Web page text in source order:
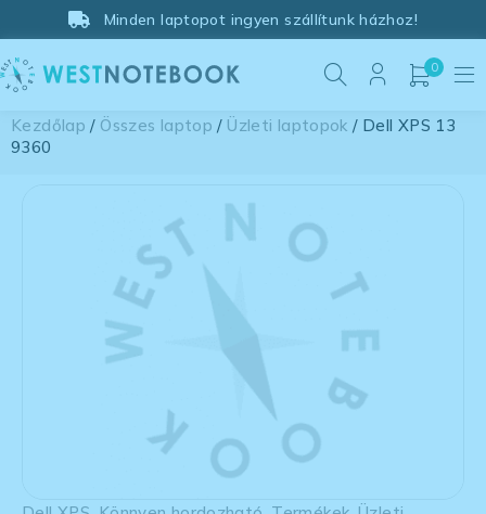
Minden laptopot ingyen szállítunk házhoz!
0
Kezdőlap / Összes laptop / Üzleti laptopok / Dell XPS 13
9360